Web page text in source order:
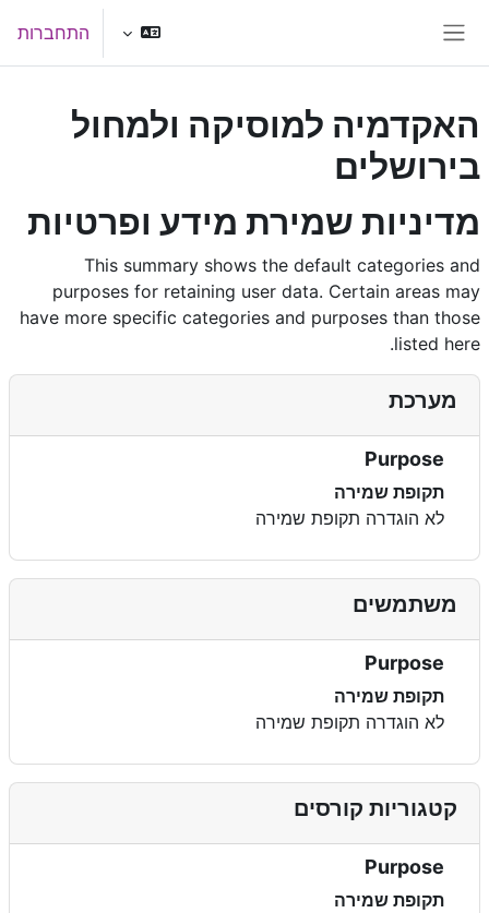
התחברות
האקדמיה למוסיקה ולמחול
בירושלים
מדיניות שמירת מידע ופרטיות
This summary shows the default categories and
purposes for retaining user data. Certain areas may
have more specific categories and purposes than those
listed here.
מערכת
Purpose
תקופת שמירה
לא הוגדרה תקופת שמירה
משתמשים
Purpose
תקופת שמירה
לא הוגדרה תקופת שמירה
קטגוריות קורסים
Purpose
תקופת שמירה